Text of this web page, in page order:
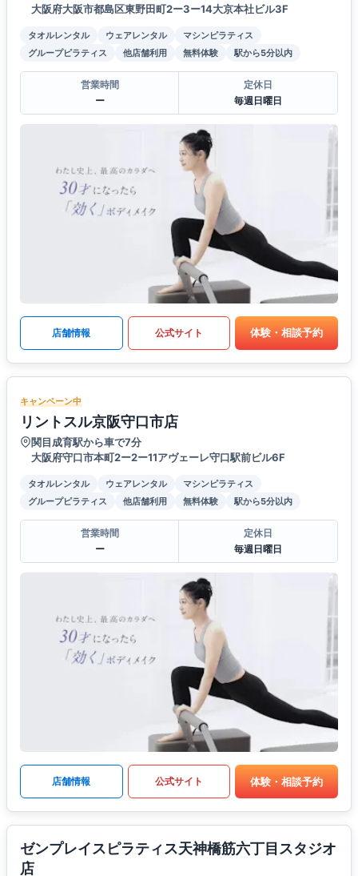
大阪府大阪市都島区東野田町2ー3ー14大京本社ビル3F
タオルレンタル ウェアレンタル
マシンピラティス
グループピラティス
他店舗利用 無料体験 駅から5分以内
営業時間
ー
定休日
毎週日曜日
店舗情報 公式サイト 体験・相談予約
キャンペーン中
リントスル京阪守口市店
関目成育駅から車で7分
大阪府守口市本町2ー2ー11アヴェーレ守口駅前ビル6F
タオルレンタル ウェアレンタル
マシンピラティス
グループピラティス
他店舗利用 無料体験 駅から5分以内
営業時間
ー
定休日
毎週日曜日
店舗情報 公式サイト 体験・相談予約
ゼンプレイスピラティス天神橋筋六丁目スタジオ
店